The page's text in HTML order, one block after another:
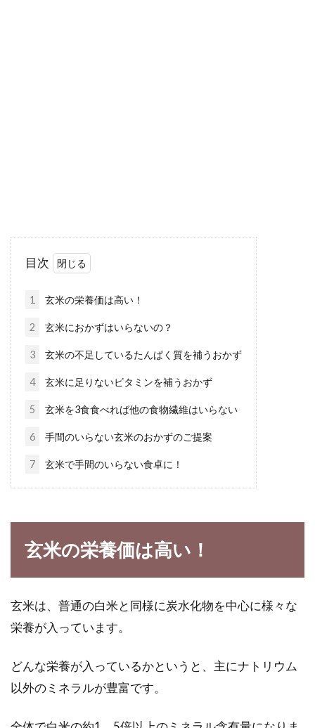
の作り方と比較してみた！
無農薬で作られた野菜を目にする機会が多くな
っています。お米でも、無農薬のものが出てき
蕎麦を食べるときは小麦粉多い・少
蕎麦が健康に良いことは、よく知られています
ね。最近では、美容やダイエットでも蕎麦が注
目されていま...
「かめ・樽・琺瑯」の特徴
す。味噌は一般的に購入するものというイメー
ジ...
100円ショップで買えるアイテムで
目次
1 玄米の栄養価は高い！
2 玄米におかずはいらないの？
3 玄米の不足しているたんぱく質を補うおかず
4 玄米に足りないビタミンを補うおかず
5 玄米を3食食べれば他の食物繊維はいらない
6 手間のいらない玄米のおかずのご提案
7 玄米で手間のいらない食卓に！
玄米の栄養価は高い！
玄米は、普通の白米と同様に炭水化物を中心に様々な
栄養が入っています。
どんな栄養が入っているかというと、主にナトリウム
以外のミネラルが豊富です。